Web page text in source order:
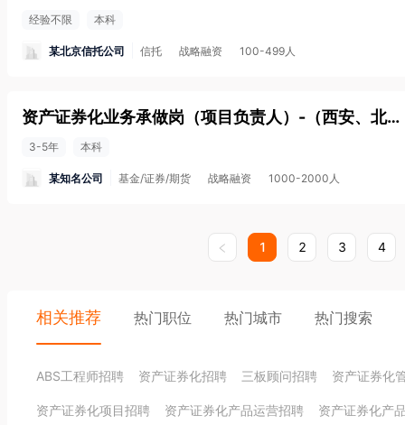
经验不限 本科
某北京信托公司 信托 战略融资 100-499人
资产证券化业务承做岗（项目负责人）-（西安、北京、上海、成都、深圳）
3-5年 本科
某知名公司 基金/证券/期货 战略融资 1000-2000人
1 2 3 4
相关推荐 热门职位 热门城市 热门搜索
ABS工程师招聘 资产证券化招聘 三板顾问招聘 资产证券化
资产证券化项目招聘 资产证券化产品运营招聘 资产证券化产